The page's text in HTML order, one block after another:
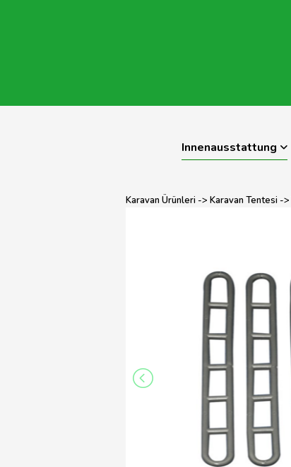
Innenausstattung
Karavan Ürünleri -> Karavan Tentesi ->